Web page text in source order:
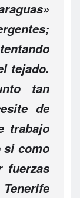
tejado.
tan
de
trabajo
si como
fuerzas